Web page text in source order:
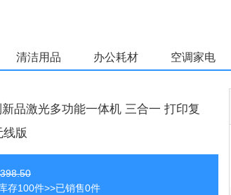
清洁用品 办公耗材 空调家电
品激光多功能一体机 三合一 打印复
线版
库存100件>>已销售0件